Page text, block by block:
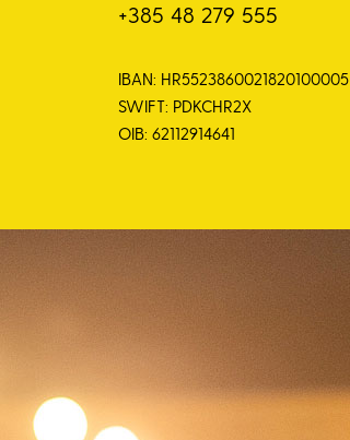
+385 48 279 555
IBAN: HR5523860021820100005
SWIFT: PDKCHR2X
OIB: 62112914641